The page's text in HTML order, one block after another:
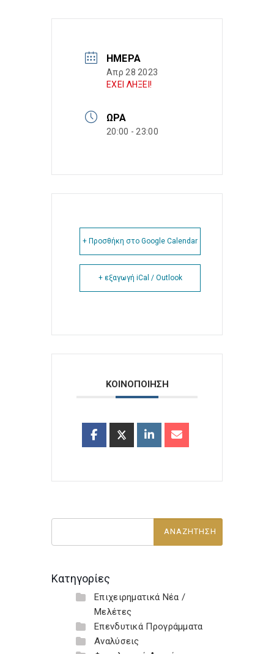
ΗΜΈΡΑ
Απρ 28 2023
ΕΧΕΙ ΛΗΞΕΙ!
ΏΡΑ
20:00 - 23:00
+ Προσθήκη στο Google Calendar
+ εξαγωγή iCal / Outlook
ΚΟΙΝΟΠΟΙΗΣΗ
Κατηγορίες
Επιχειρηματικά Νέα /
Μελέτες
Επενδυτικά Προγράμματα
Αναλύσεις